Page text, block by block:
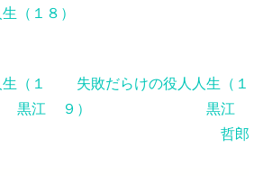
（１８）
（１
江
失敗だらけの役人人生（１
９） 黒江
哲郎